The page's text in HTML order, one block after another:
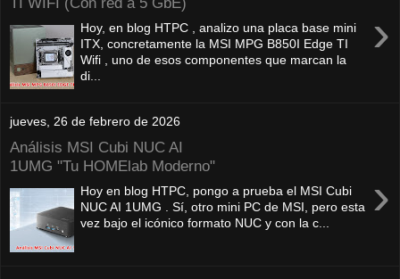
›
Hoy, en blog HTPC , analizo una placa base mini
ITX, concretamente la MSI MPG B850I Edge TI
Wifi , uno de esos componentes que marcan la
di...
jueves, 26 de febrero de 2026
Análisis MSI Cubi NUC AI
1UMG "Tu HOMElab Moderno"
›
Hoy en blog HTPC, pongo a prueba el MSI Cubi
NUC AI 1UMG . Sí, otro mini PC de MSI, pero esta
vez bajo el icónico formato NUC y con la c...